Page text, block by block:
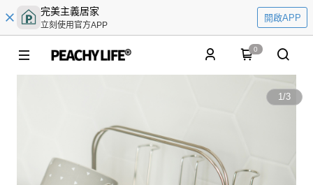
完美主義居家
立刻使用官方APP
開啟APP
0
1/3